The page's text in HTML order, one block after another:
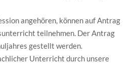
angehören, können auf Antrag
teilnehmen. Der Antrag
gestellt werden.
Unterricht durch unsere